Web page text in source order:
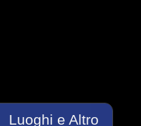
Luoghi e Altro